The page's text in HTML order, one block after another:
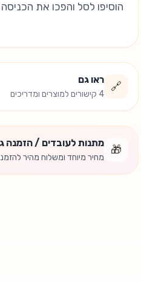
הוסיפו לסל והפכו את
🔗
ראו גם
4 קישורים למוצרים ומדריכים
🎁
מתנות לעובדים / הזמנה
מחיר מיוחד ומשלוח מהיר